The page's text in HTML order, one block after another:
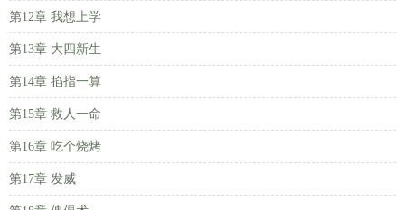
第12章 我想上学
第13章 大四新生
第14章 掐指一算
第15章 救人一命
第16章 吃个烧烤
第17章 发威